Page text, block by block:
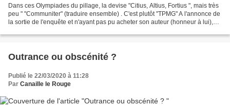
Dans ces Olympiades du pillage, la devise "Citius, Altius, Fortius ", mais très
peu " "Communiter" (traduire ensemble) . C'est plutôt "TPMG" A l'annonce de
la sortie de l'enquête et n'ayant pas pu acheter son auteur (honneur à lui),
Outrance ou obscénité ?
Publié le 22/03/2020 à 11:28
Par Canaille le Rouge